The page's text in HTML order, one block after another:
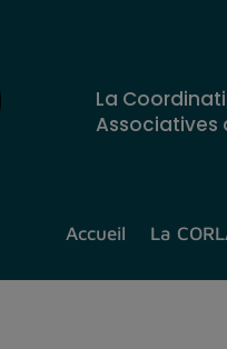
La
Associatives
Accueil La